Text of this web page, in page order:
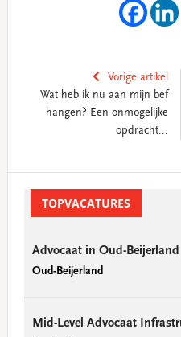
Vorige artikel
Wat heb ik nu aan mijn bef
hangen? Een onmogelijke
opdracht...
SidebarTOPVACATURES
Advocaat in Oud-Beijerland
Oud-Beijerland
Mid-Level Advocaat